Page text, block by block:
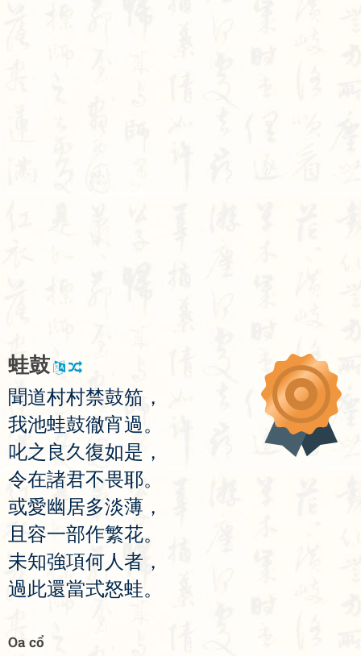
蛙鼓
聞道村村禁鼓笳 ，
我池蛙鼓徹宵過。
叱之 良久復如是 ，
令在諸君不畏耶。
或愛幽居多淡薄 ，
且 容一部作繁花。
未知強項何人者 ，
過此還當式怒蛙。
Oa cổ